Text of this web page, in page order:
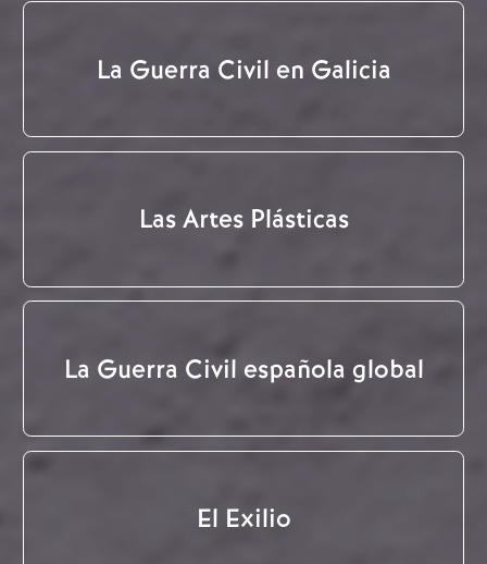
La Guerra Civil en Galicia
Las Artes Plásticas
La Guerra Civil española global
El Exilio